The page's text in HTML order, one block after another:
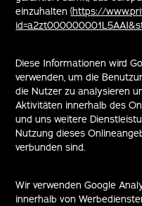
einzuhalten(https://
Diese Informationen wird
verwenden, um die
die Nutzer zu analysieren
Aktivitäten innerhalb des
und uns weitere
Nutzung dieses
verbunden sind.
Wir verwenden Google
innerhalb von